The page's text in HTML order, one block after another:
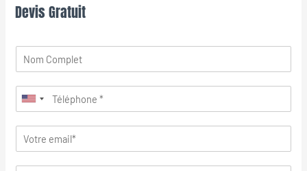
Devis Gratuit